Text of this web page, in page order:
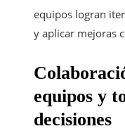
equipos logran
y aplicar mejoras
equipos y
decisiones